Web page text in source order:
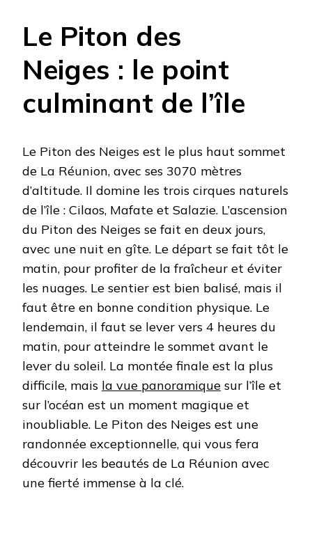
Le Piton des
Neiges : le point
culminant de l’île
Le Piton des Neiges est le plus haut sommet
de La Réunion, avec ses 3070 mètres
d’altitude. Il domine les trois cirques naturels
de l’île : Cilaos, Mafate et Salazie. L’ascension
du Piton des Neiges se fait en deux jours,
avec une nuit en gîte. Le départ se fait tôt le
matin, pour profiter de la fraîcheur et éviter
les nuages. Le sentier est bien balisé, mais il
faut être en bonne condition physique. Le
lendemain, il faut se lever vers 4 heures du
matin, pour atteindre le sommet avant le
lever du soleil. La montée finale est la plus
difficile, mais la vue panoramique sur l’île et
sur l’océan est un moment magique et
inoubliable. Le Piton des Neiges est une
randonnée exceptionnelle, qui vous fera
découvrir les beautés de La Réunion avec
une fierté immense à la clé.